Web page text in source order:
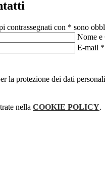
contrassegnati con * sono
Nome e
E-mail *
la protezione dei dati
nella COOKIE POLICY.